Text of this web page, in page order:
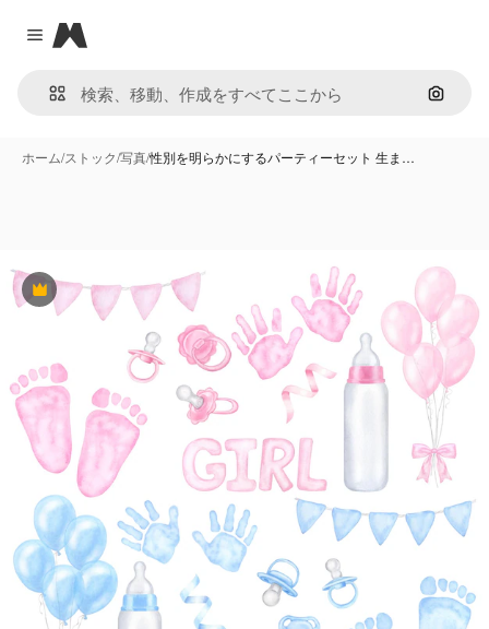
Close menu
Magnific
画像で
ホーム/ストック/写真/性別を明らかにするパーティーセット 生ま…
Premium